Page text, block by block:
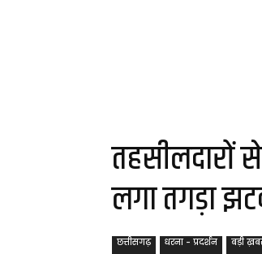
तहसीलदारों
लगा तगड़ा
छत्तीसगढ़ धरना - प्रदर्शन बड़ी